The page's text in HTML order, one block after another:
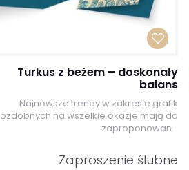
Turkus z beżem – doskonały
balans
Najnowsze trendy w zakresie grafik
ozdobnych na wszelkie okazje mają do
zaproponowan...
Zaproszenie ślubne